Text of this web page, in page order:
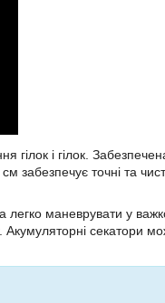
гілок і гілок.
точні та
легко маневрувати у
секатори